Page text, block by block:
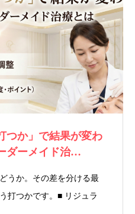
つか」で結果が変わ
ダーメイド治…
うか。その差を分ける最
打つかです。■ リジュラ